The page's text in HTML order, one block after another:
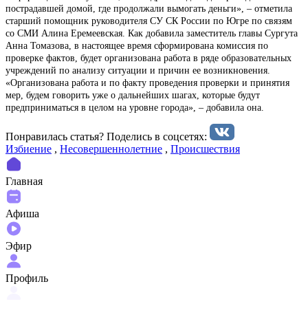
пострадавшей домой, где продолжали вымогать деньги», – отметила
старший помощник руководителя СУ СК России по Югре по связям
со СМИ Алина Еремеевская. Как добавила заместитель главы Сургута
Анна Томазова, в настоящее время сформирована комиссия по
проверке фактов, будет организована работа в ряде образовательных
учреждений по анализу ситуации и причин ее возникновения.
«Организована работа и по факту проведения проверки и принятия
мер, будем говорить уже о дальнейших шагах, которые будут
предприниматься в целом на уровне города», – добавила она.
Понравилась статья? Поделиcь в соцсетях:
Избиение , Несовершеннолетние , Происшествия
Главная
Афиша
Эфир
Профиль